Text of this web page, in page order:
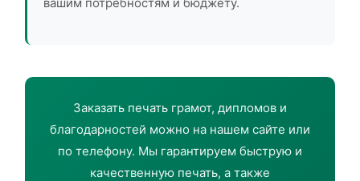
Заказать печать грамот, дипломов и
благодарностей можно на нашем сайте или
по телефону. Мы гарантируем быструю и
качественную печать, а также